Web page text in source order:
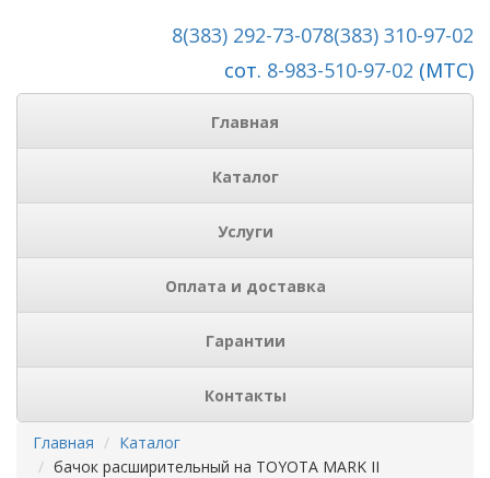
8(383) 310-97-02
8(383) 292-73-07
сот. 8-983-510-97-02 (МТС)
Главная
Каталог
Услуги
Оплата и доставка
Гарантии
Контакты
Главная
Каталог
бачок расширительный на TOYOTA MARK II